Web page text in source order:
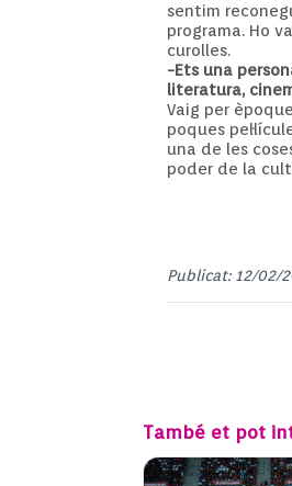
sentim
programa. Ho
curolles.
-Ets una
literatura,
Vaig per
poques
una de les
poder de la
Publicat: 12/02/
També et pot